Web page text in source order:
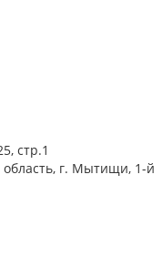
стр.1
область, г. Мытищи, 1-й